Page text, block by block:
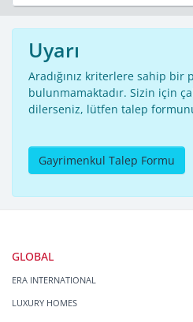
Uyarı
Aradığınız kriterlere sahip bir
bulunmamaktadır. Sizin için
dilerseniz, lütfen talep
Gayrimenkul Talep Formu
GLOBAL
ERA INTERNATIONAL
LUXURY HOMES